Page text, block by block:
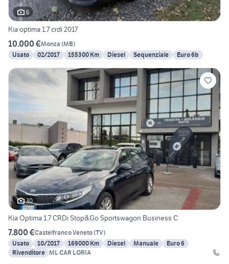
6
Kia optima 1.7 crdi 2017
10.000 €Monza (MB)
Usato
02/2017 155300 Km Diesel Sequenziale Euro 6b
30
Kia Optima 1.7 CRDi Stop&Go Sportswagon Business C
7.800 €Castelfranco Veneto(TV)
Usato
10/2017 169000 Km Diesel Manuale
Euro 6
Rivenditore ML CAR LORIA